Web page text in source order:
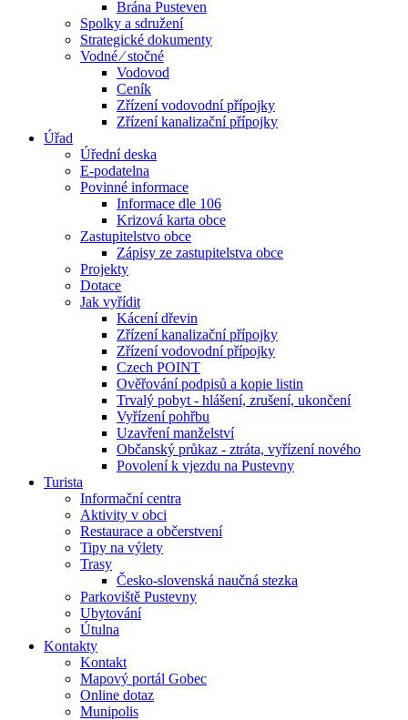
Brána Pusteven
Spolky a sdružení
Strategické dokumenty
Vodné ⁄ stočné
Vodovod
Ceník
Zřízení vodovodní přípojky
Zřízení kanalizační přípojky
Úřad
Úřední deska
E-podatelna
Povinné informace
Informace dle 106
Krizová karta obce
Zastupitelstvo obce
Zápisy ze zastupitelstva obce
Projekty
Dotace
Jak vyřídit
Kácení dřevin
Zřízení kanalizační přípojky
Zřízení vodovodní přípojky
Czech POINT
Ověřování podpisů a kopie listin
Trvalý pobyt - hlášení, zrušení, ukončení
Vyřízení pohřbu
Uzavření manželství
Občanský průkaz - ztráta, vyřízení nového
Povolení k vjezdu na Pustevny
Turista
Informační centra
Aktivity v obci
Restaurace a občerstvení
Tipy na výlety
Trasy
Česko-slovenská naučná stezka
Parkoviště Pustevny
Ubytování
Útulna
Kontakty
Kontakt
Mapový portál Gobec
Online dotaz
Munipolis